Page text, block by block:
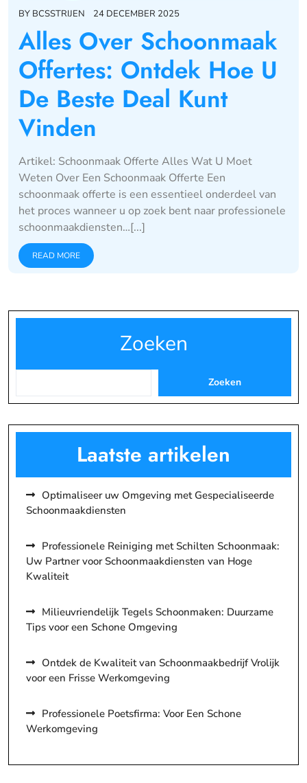
BY BCSSTRIJEN 24 DECEMBER 2025
Alles Over Schoonmaak
Offertes: Ontdek Hoe U
De Beste Deal Kunt
Vinden
Artikel: Schoonmaak Offerte Alles Wat U Moet
Weten Over Een Schoonmaak Offerte Een
schoonmaak offerte is een essentieel onderdeel van
het proces wanneer u op zoek bent naar professionele
schoonmaakdiensten…[...]
READ MORE
Zoeken
Zoeken
Laatste artikelen
Optimaliseer uw Omgeving met Gespecialiseerde
Schoonmaakdiensten
Professionele Reiniging met Schilten Schoonmaak:
Uw Partner voor Schoonmaakdiensten van Hoge
Kwaliteit
Milieuvriendelijk Tegels Schoonmaken: Duurzame
Tips voor een Schone Omgeving
Ontdek de Kwaliteit van Schoonmaakbedrijf Vrolijk
voor een Frisse Werkomgeving
Professionele Poetsfirma: Voor Een Schone
Werkomgeving